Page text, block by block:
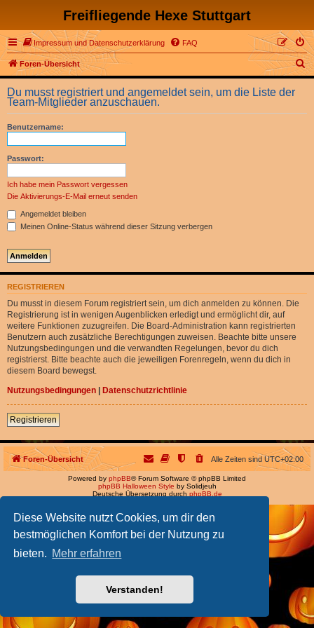
Diese Website nutzt Cookies, um dir den
bestmöglichen Komfort bei der Nutzung zu
bieten. Mehr erfahren
Verstanden!
Freifliegende Hexe Stuttgart
Impressum und Datenschutzerklärung FAQ
Foren-Übersicht
S
u
h
Du musst registriert und angemeldet sein, um die Liste der
Team-Mitglieder anzuschauen.
Benutzername:
Passwort:
Ich habe mein Passwort vergessen
Die Aktivierungs-E-Mail erneut senden
Angemeldet bleiben
Meinen Online-Status während dieser Sitzung verbergen
REGISTRIEREN
Du musst in diesem Forum registriert sein, um dich anmelden zu können. Die
Registrierung ist in wenigen Augenblicken erledigt und ermöglicht dir, auf
weitere Funktionen zuzugreifen. Die Board-Administration kann registrierten
Benutzern auch zusätzliche Berechtigungen zuweisen. Beachte bitte unsere
Nutzungsbedingungen und die verwandten Regelungen, bevor du dich
registrierst. Bitte beachte auch die jeweiligen Forenregeln, wenn du dich in
diesem Board bewegst.
Nutzungsbedingungen | Datenschutzrichtlinie
Registrieren
Foren-Übersicht Alle Zeiten sindUTC+02:00
Powered by phpBB® Forum Software © phpBB Limited
phpBB Halloween Style by Solidjeuh
Deutsche Übersetzung durch phpBB.de